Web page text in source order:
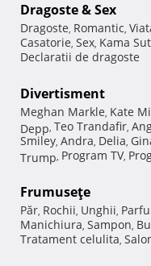
Dragoste & Sex
Dragoste, Romantic,
Casatorie, Sex, Kama
Declaratii de dragoste
Divertisment
Meghan Markle, Kate
Depp, Teo Trandafir,
Smiley, Andra, Delia,
Trump, Program TV,
Frumuseţe
Păr, Rochii, Unghii,
Manichiura, Sampon,
Tratament celulita,